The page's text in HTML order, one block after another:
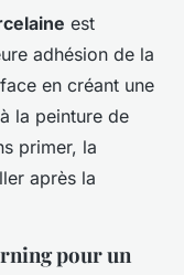
est
adhésion de la
en créant une
la peinture de
primer, la
après la
pour un